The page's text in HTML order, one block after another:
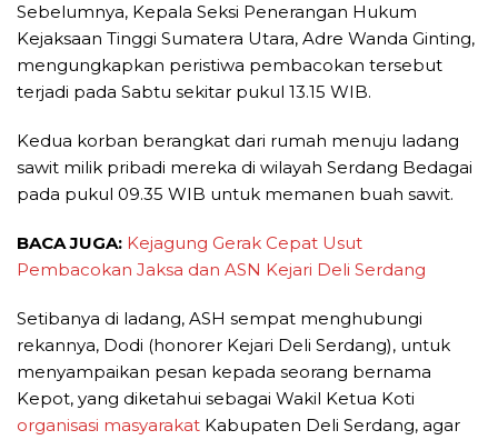
Sebelumnya, Kepala Seksi Penerangan Hukum
Kejaksaan Tinggi Sumatera Utara, Adre Wanda Ginting,
mengungkapkan peristiwa pembacokan tersebut
terjadi pada Sabtu sekitar pukul 13.15 WIB.
Kedua korban berangkat dari rumah menuju ladang
sawit milik pribadi mereka di wilayah Serdang Bedagai
pada pukul 09.35 WIB untuk memanen buah sawit.
BACA JUGA: Kejagung Gerak Cepat Usut
Pembacokan Jaksa dan ASN Kejari Deli Serdang
Setibanya di ladang, ASH sempat menghubungi
rekannya, Dodi (honorer Kejari Deli Serdang), untuk
menyampaikan pesan kepada seorang bernama
Kepot, yang diketahui sebagai Wakil Ketua Koti
organisasi masyarakat Kabupaten Deli Serdang, agar